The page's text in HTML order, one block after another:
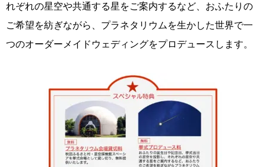
れぞれの星空や共通する星をご案内するなど、おふたりの
ご希望を紡ぎながら、プラネタリウムを生かした世界で一
つのオーダーメイドウェディングをプロデュースします。